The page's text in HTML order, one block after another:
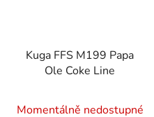
Kuga FFS M199 Papa
Ole Coke Line
Momentálně nedostupné